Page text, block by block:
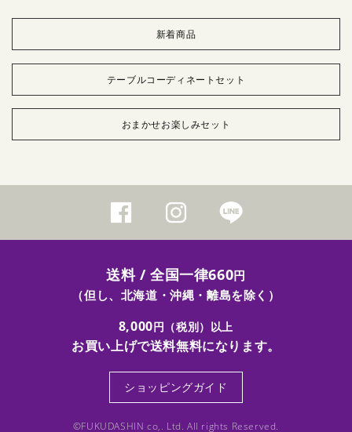
新着商品
テーブルコーディネートセット
おまかせお楽しみセット
送料 / 全国一律660円
（但し、北海道・沖縄・離島を除く）
8,000円（税別）以上
お買い上げで送料無料になります。
ショッピングガイド
©FUKUDASHIN co,. Ltd. All rights Reserved.